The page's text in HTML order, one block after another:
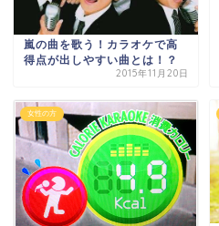
嵐の曲を歌う！カラオケで高
得点が出しやすい曲とは！？
2015年11月20日
女性の方